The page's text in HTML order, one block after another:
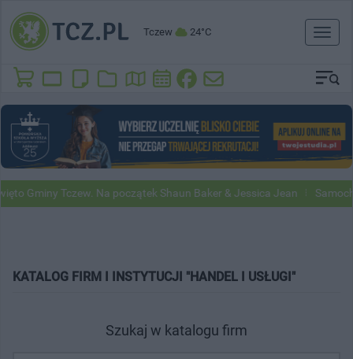
Tczew 24°C
Toggle
Gminy Tczew. Na początek Shaun Baker & Jessica Jean
KATALOG FIRM I INSTYTUCJI "HANDEL I USŁUGI"
Szukaj w katalogu firm